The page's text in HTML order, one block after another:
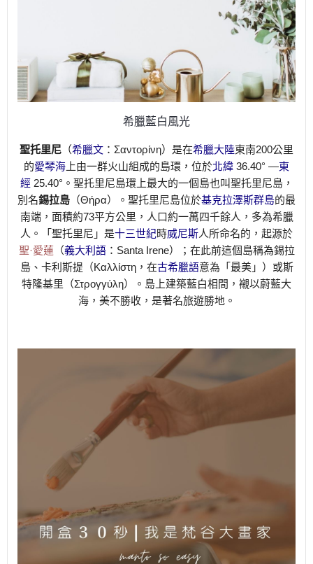
希臘藍白風光
聖托里尼 （希臘文 ： Σαντορίνη）是在希臘大陸東南200公里
的愛琴海 上由一群火山組成的島環，位於北緯 36.40° —東
經25.40°。聖托里尼島環上最大的一個島也叫聖托里尼島，
別名錫拉島 （Θήρα）。聖托里尼島位於基克拉澤斯群島的最
南端，面積約73平方公里，人口約一萬四千餘人，多為希臘
人。「聖托里尼」是十三世紀時威尼斯人所命名的，起源於
聖·愛蓮（義大利語： Santa Irene）；在此前這個島稱為錫拉
島、卡利斯提（Καλλίστη，在古希臘語意為「最美」）或斯
特隆基里（Στρογγύλη）。島上建築藍白相間，襯以蔚藍大
海，美不勝收，是著名旅遊勝地。